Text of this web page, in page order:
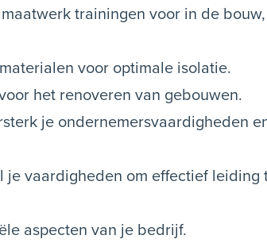
trainingen voor in de
voor optimale isolatie.
het renoveren van gebouwen.
je ondernemersvaardigheden
je vaardigheden om effectief leiding
aspecten van je bedrijf.